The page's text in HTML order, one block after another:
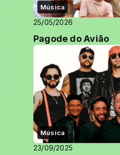
Música
25/05/2026
Pagode do Avião
Música
23/09/2025